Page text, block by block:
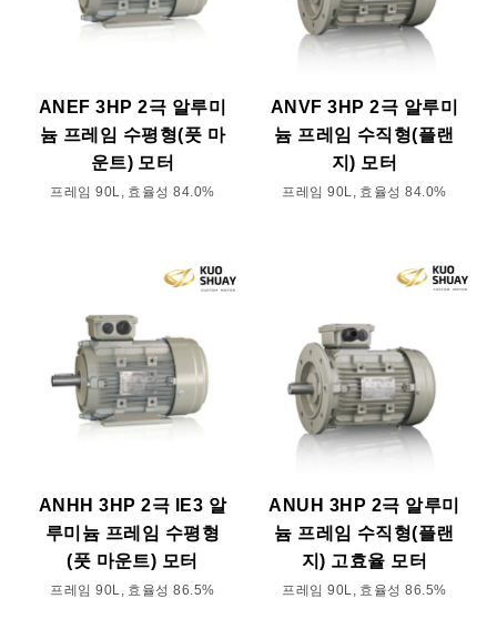
ANEF 3HP 2극 알루미
늄 프레임 수평형(풋 마
운트) 모터
프레임 90L, 효율성 84.0%
ANVF 3HP 2극 알루미
늄 프레임 수직형(플랜
지) 모터
프레임 90L, 효율성 84.0%
ANHH 3HP 2극 IE3 알
루미늄 프레임 수평형
(풋 마운트) 모터
프레임 90L, 효율성 86.5%
ANUH 3HP 2극 알루미
늄 프레임 수직형(플랜
지) 고효율 모터
프레임 90L, 효율성 86.5%